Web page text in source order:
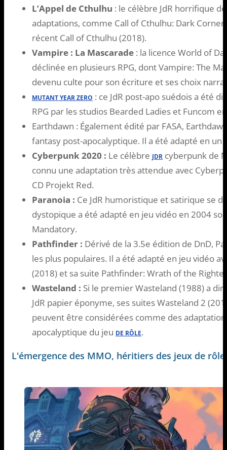
L’Appel de Cthulhu : le célèbre JdR horrifique
adaptations, comme Call of Cthulhu: Dark
récent Call of Cthulhu (2018).
Vampire : La Mascarade : la licence World of
déclinée en plusieurs RPG, dont Vampire: The
devenu culte pour son écriture et ses choix
MUTANT YEAR ZERO : ce JdR post-apo suédois a été
RPG par les studios Bearded Ladies et Funcom
Earthdawn : Également édité par FASA,
fantasy post-apocalyptique. Il a été adapté en un
Cyberpunk 2020 : Le célèbre JDR cyberpunk de
connu une adaptation très attendue avec
CD Projekt Red.
Paranoia : Ce JdR humoristique et satirique se
dystopique a été adapté en jeu vidéo en 2004
Mandatory.
Pathfinder : Dérivé de la 3.5e édition de DnD,
les plus populaires. Il a été adapté en jeu vidéo
(2018) et sa suite Pathfinder: Wrath of the
Wasteland : Si le premier Wasteland (1988) a
JdR papier éponyme, ses suites Wasteland 2
peuvent être considérées comme des
apocalyptique du jeu DE RÔLE.
L'émergence des MMO, héritiers des jeux de